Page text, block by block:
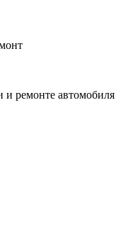
ремонте автомобиля